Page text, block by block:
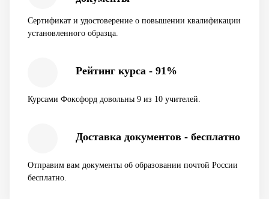
Сертификат и удостоверение о повышении квалификации
установленного образца.
Рейтинг курса - 91%
Курсами Фоксфорд довольны 9 из 10 учителей.
Доставка документов - бесплатно
Отправим вам документы об образовании почтой России
бесплатно.